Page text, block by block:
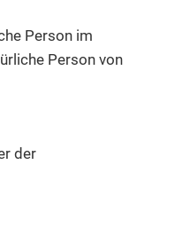
Person im
Person von
der